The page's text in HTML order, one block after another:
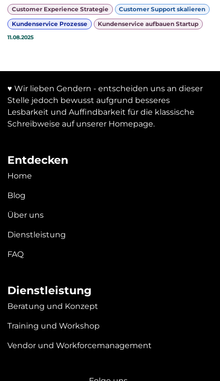
Customer Experience Strategie Customer Support skalieren
Kundenservice Prozesse Kundenservice aufbauen Startup
11.08.2025
♥ Wir lieben Gendern - entscheiden uns an dieser
Stelle jedoch bewusst aufgrund besseres
Lesbarkeit und Auffindbarkeit für die klassische
Schreibweise auf unserer Homepage.
Entdecken
Home
Blog
Über uns
Dienstleistung
FAQ
Dienstleistung
Beratung und Konzept
Training und Workshop
Vendor und Workforcemanagement